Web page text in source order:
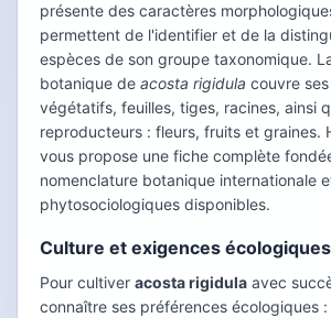
présente des caractères
permettent de l'identifier et de la
espèces de son groupe taxonomique.
botanique de acosta rigidula couvre
végétatifs, feuilles, tiges, racines, ainsi
reproducteurs : fleurs, fruits et graines.
vous propose une fiche complète
nomenclature botanique internationale
phytosociologiques disponibles.
Culture et exigences écologiques
Pour cultiver acosta rigidula avec
connaître ses préférences écologiques